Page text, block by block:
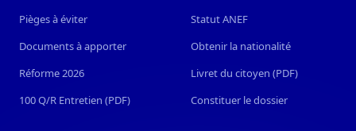
Pièges à éviter
Documents à apporter
Réforme 2026
100 Q/R Entretien (PDF)
Statut ANEF
Obtenir la nationalité
Livret du citoyen (PDF)
Constituer le dossier